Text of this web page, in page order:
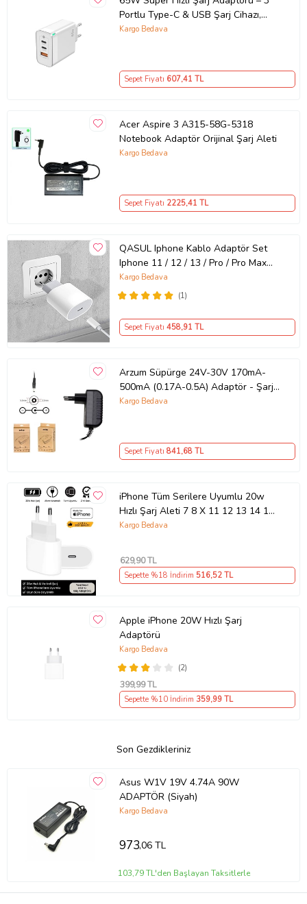
Portlu Type-C & USB Şarj Cihazı,
GaN Teknolojili 65W Hızlı Şarj Cihazı
Adaptörü – Type-C ve USB Çıkışlı,
Evrensel 65W Duvar Tipi Şarj
Kargo Bedava
Sepet Fiyatı 607,41 TL
Acer Aspire 3 A315-58G-5318
Notebook Adaptör Orijinal Şarj Aleti
Kargo Bedava
Sepet Fiyatı 2225,41 TL
QASUL Iphone Kablo Adaptör Set
Iphone 11 / 12 / 13 / Pro / Pro Max
Uyumlu Şarj Aleti Seti
(1)
Kargo Bedava
Sepet Fiyatı 458,91 TL
Arzum Süpürge 24V-30V 170mA-
500mA (0.17A-0.5A) Adaptör - Şarj
Aleti RETRO
Kargo Bedava
Sepet Fiyatı 841,68 TL
iPhone Tüm Serilere Uyumlu 20w
Hızlı Şarj Aleti 7 8 X 11 12 13 14 15
16 İçin Type-C Girişli Adaptör
Kargo Bedava
629,90 TL
Sepette %18 İndirim 516,52 TL
Apple iPhone 20W Hızlı Şarj
Adaptörü
(2)
Kargo Bedava
399,99 TL
Sepette %10 İndirim 359,99 TL
Son Gezdikleriniz
Asus W1V 19V 4.74A 90W
ADAPTÖR (Siyah)
Kargo Bedava
973,06 TL
103,79 TL'den Başlayan Taksitlerle